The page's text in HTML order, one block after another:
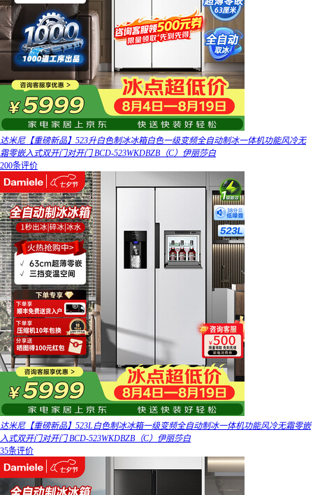
达米尼【重磅新品】523升白色制冰冰箱白色一级变频全自动制冰一体机功能风冷无
霜零嵌入式双开门对开门 BCD-523WKDBZB（C）伊丽莎白
200条评价
达米尼【重磅新品】523L白色制冰冰箱一级变频全自动制冰一体机功能风冷无霜零嵌
入式双开门对开门 BCD-523WKDBZB（C）伊丽莎白
35条评价